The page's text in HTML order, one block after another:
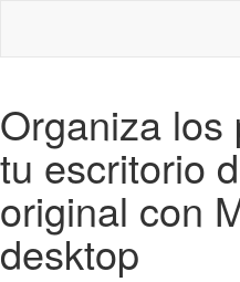
Organiza los
tu escritorio
original con
desktop